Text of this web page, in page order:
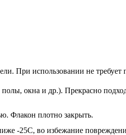
При использовании не требует
окна и др.). Прекрасно
Флакон плотно закрыть.
-25С, во избежание